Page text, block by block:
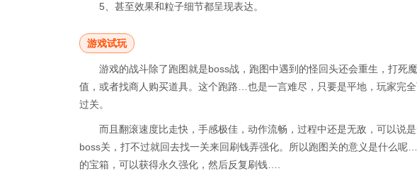
5、甚至效果和粒子细节都呈现表达。
游戏试玩
游戏的战斗除了跑图就是boss战，跑图中遇到的怪回头还会重生，打死
值，或者找商人购买道具。这个跑路…也是一言难尽，只要是平地，玩家完
过关。
而且翻滚速度比走快，手感极佳，动作流畅，过程中还是无敌，可以说
boss关，打不过就回去找一关来回刷钱弄强化。所以跑图关的意义是什么呢
的宝箱，可以获得永久强化，然后反复刷钱….